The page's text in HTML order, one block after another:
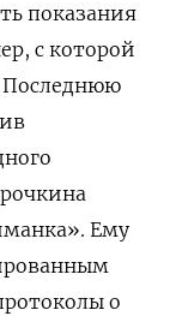
показания
с которой
Последнюю
Ему
о